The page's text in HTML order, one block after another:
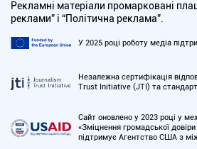
Рекламні матеріали промарковані
реклами” і “Політична реклама”.
У 2025 році роботу медіа
Незалежна сертифікація
Trust Initiative (JTI) та
Сайт оновлено у 2023 році у
«Зміцнення громадської
підтримує Агентство США з